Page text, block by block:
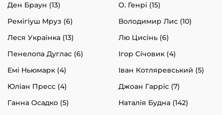
Ден Браун (13)
О. Генрі (15)
Ремігіуш Мруз (6)
Володимир Лис (10)
Леся Українка (13)
Лю Цисінь (6)
Пенелопа Дуглас (6)
Ігор Січовик (4)
Емі Ньюмарк (4)
Іван Котляревський (5)
Юліан Пресс (4)
Джоан Гарріс (7)
Ганна Осадко (5)
Наталія Будна (142)